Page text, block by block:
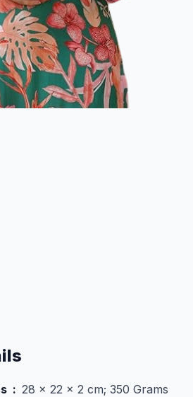
Product Dimensions ‏ : ‎ 28 x 22 x 2 cm; 350 Grams